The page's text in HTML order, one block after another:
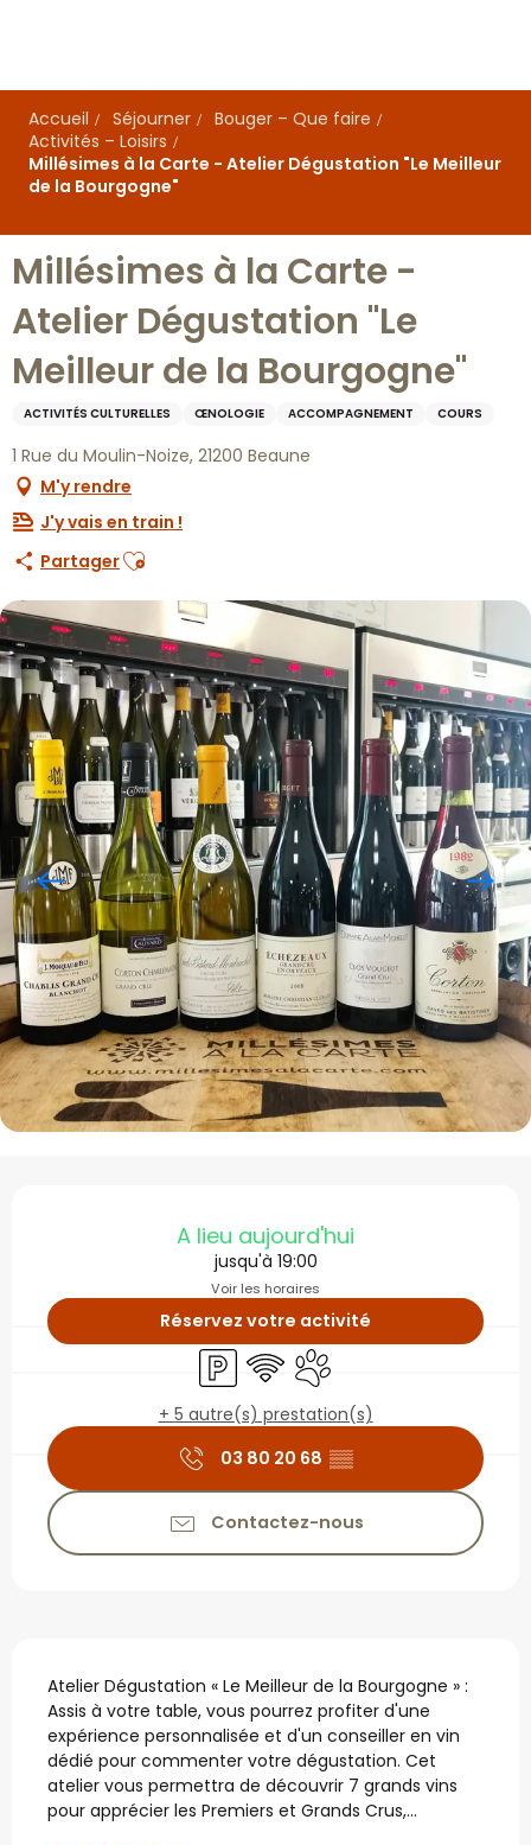
principal
Accueil
Séjourner
Bouger – Que faire
Activités – Loisirs
Millésimes à la Carte - Atelier Dégustation "Le Meilleur
de la Bourgogne"
Millésimes à la Carte -
Atelier Dégustation "Le
Meilleur de la Bourgogne"
ACTIVITÉS CULTURELLES ŒNOLOGIE ACCOMPAGNEMENT COURS
1 Rue du Moulin-Noize, 21200 Beaune
M'y rendre
J'y vais en train !
PartagerAjouter aux favoris
Ouverture et
A lieu aujourd'hui
jusqu'à 19:00
Voir les horaires
Réservez votre activité
ParkingWiFi Animaux acceptés
+ 5 autre(s) prestation(s)
03 80 20 68 ▒▒
Contactez-nous
Description
Atelier Dégustation « Le Meilleur de la Bourgogne » :
Assis à votre table, vous pourrez profiter d'une
expérience personnalisée et d'un conseiller en vin
dédié pour commenter votre dégustation. Cet
atelier vous permettra de découvrir 7 grands vins
pour apprécier les Premiers et Grands Crus,...